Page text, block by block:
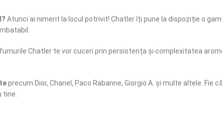
Atunci ai nimerit la locul potrivit! Chatler îți pune la dispoziție o
Chatler te vor cuceri prin persistența și complexitatea
precum Dior, Chanel, Paco Rabanne, Giorgio A. și multe altele.